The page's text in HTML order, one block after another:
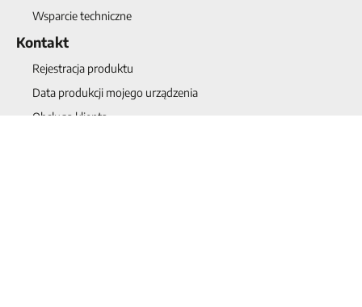
Wsparcie techniczne
Kontakt
Rejestracja produktu
Data produkcji mojego urządzenia
Obsługa klienta